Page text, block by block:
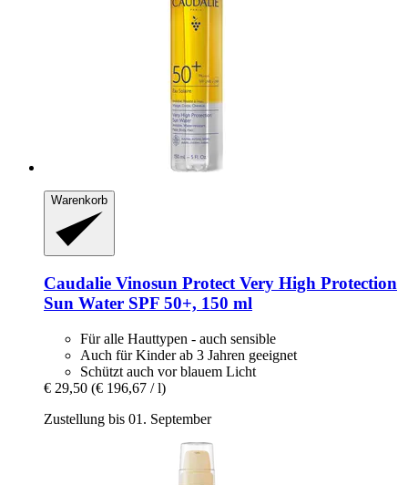
Warenkorb
Caudalie Vinosun Protect Very High Protection
Sun Water SPF 50+, 150 ml
Für alle Hauttypen - auch sensible
Auch für Kinder ab 3 Jahren geeignet
Schützt auch vor blauem Licht
€ 29,50 (€ 196,67 / l)
Zustellung bis 01. September